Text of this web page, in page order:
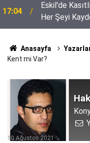
17:04
Eskil'de
Her Şeyi
Anasayfa
Kent mi Var?
10 Ağustos 2021